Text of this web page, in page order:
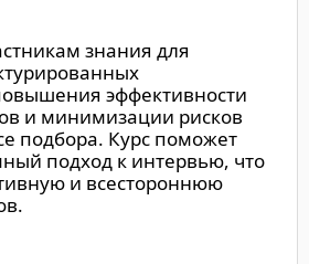
знания для
эффективности
и минимизации рисков
подбора. Курс поможет
подход к интервью, что
и всестороннюю